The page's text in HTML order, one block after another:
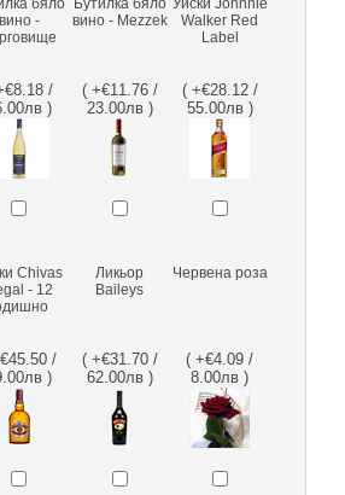
бяло
вино -
/
)
Бутилка бяло
вино - Mezzek
( +€11.76 /
23.00лв )
Уиски Johnnie
Walker Red
Label
( +€28.12 /
55.00лв )
Chivas
- 12
/
)
Ликьор
Baileys
( +€31.70 /
62.00лв )
Червена роза
( +€4.09 /
8.00лв )